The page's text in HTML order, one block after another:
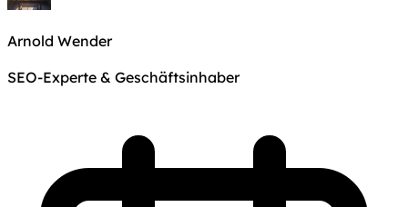
Arnold Wender
SEO-Experte & Geschäftsinhaber